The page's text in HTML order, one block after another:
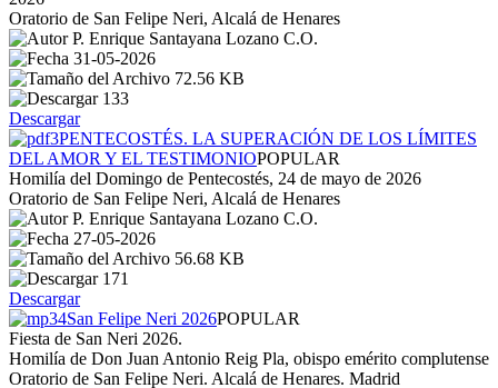
Oratorio de San Felipe Neri, Alcalá de Henares
P. Enrique Santayana Lozano C.O.
31-05-2026
72.56 KB
133
Descargar
PENTECOSTÉS. LA SUPERACIÓN DE LOS LÍMITES
DEL AMOR Y EL TESTIMONIOPOPULAR
Homilía del Domingo de Pentecostés, 24 de mayo de 2026
Oratorio de San Felipe Neri, Alcalá de Henares
P. Enrique Santayana Lozano C.O.
27-05-2026
56.68 KB
171
Descargar
San Felipe Neri 2026POPULAR
Fiesta de San Neri 2026.
Homilía de Don Juan Antonio Reig Pla, obispo emérito complutense
Oratorio de San Felipe Neri. Alcalá de Henares. Madrid